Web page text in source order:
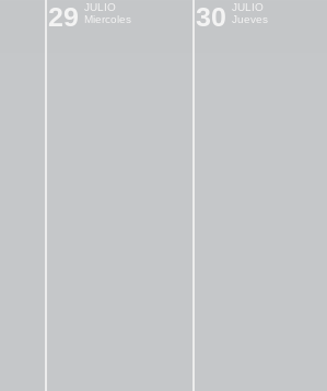
29 JULIO
Miercoles
30 JULIO
Jueves